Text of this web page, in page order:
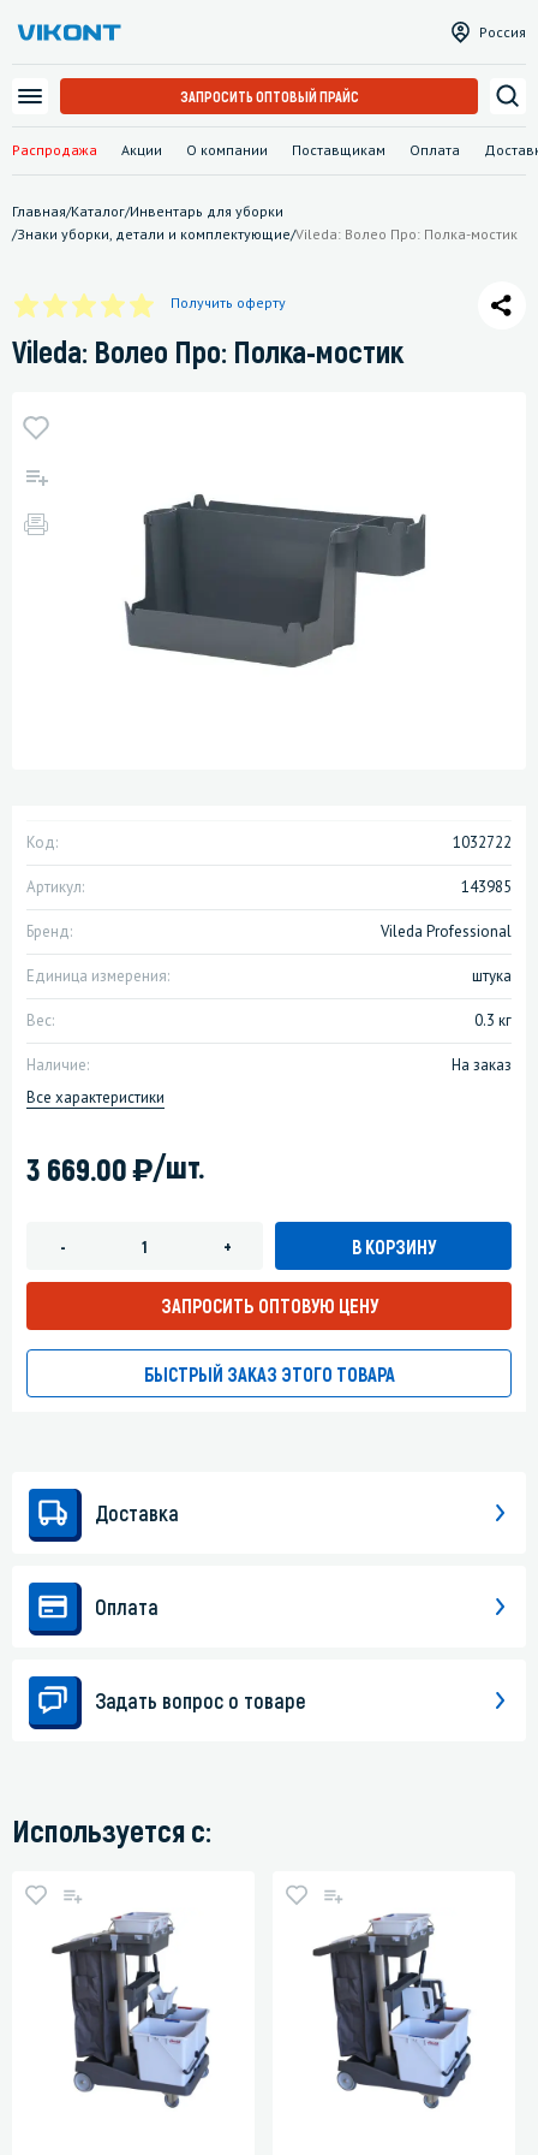
Распродажа Акции О компании Поставщикам Оплата
Россия
ЗАПРОСИТЬ ОПТОВЫЙ ПРАЙС
Главная/Каталог/Инвентарь для уборки
/Знаки уборки, детали и комплектующие/Vileda: Волео Про: Полка-мостик
Получить оферту
Vileda: Волео Про: Полка-мостик
Код: 1032722
Артикул: 143985
Бренд: Vileda Professional
Единица измерения: штука
Вес: 0.3 кг
Наличие:
На заказ
Все характеристики
3 669.00)/шт.
- + В КОРЗИНУ
ЗАПРОСИТЬ ОПТОВУЮ ЦЕНУ
БЫСТРЫЙ ЗАКАЗ ЭТОГО ТОВАРА
Доставка
Оплата
Задать вопрос о товаре
Используется с: